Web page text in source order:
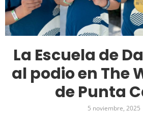
La Escuela de
al podio en The
de Punta
5 noviembre, 2025